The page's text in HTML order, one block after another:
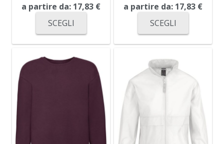
a partire da: 17,83 €
SCEGLI
a partire da: 17,83 €
SCEGLI